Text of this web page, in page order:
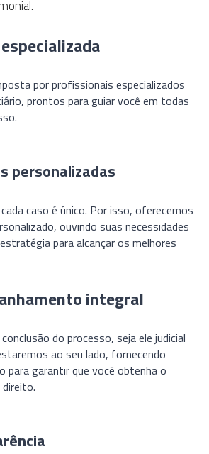
por profissionais especializados
prontos para guiar você em todas
personalizadas
caso é único. Por isso, oferecemos
ouvindo suas necessidades
para alcançar os melhores
integral
do processo, seja ele judicial
ao seu lado, fornecendo
para garantir que você obtenha o